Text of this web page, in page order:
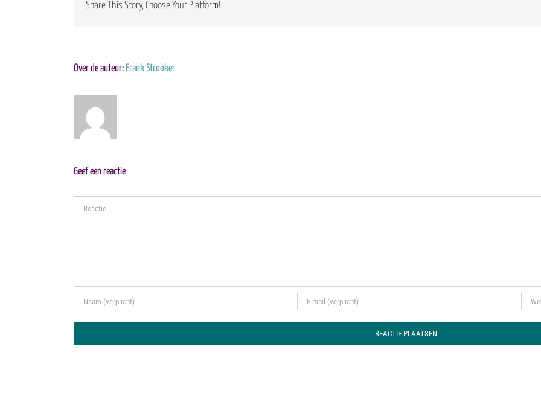
Share This Story, Choose Your Platform!
Over de auteur: Frank Strooker
Geef een reactie
Reactie